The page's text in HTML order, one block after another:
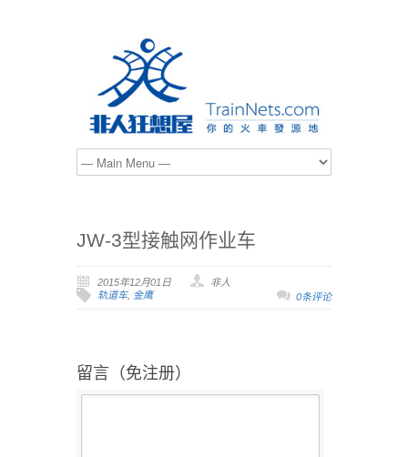
JW-3型接触网作业车
2015年12月01日
非人
轨道车, 金鹰 0条评论
留言（免注册）